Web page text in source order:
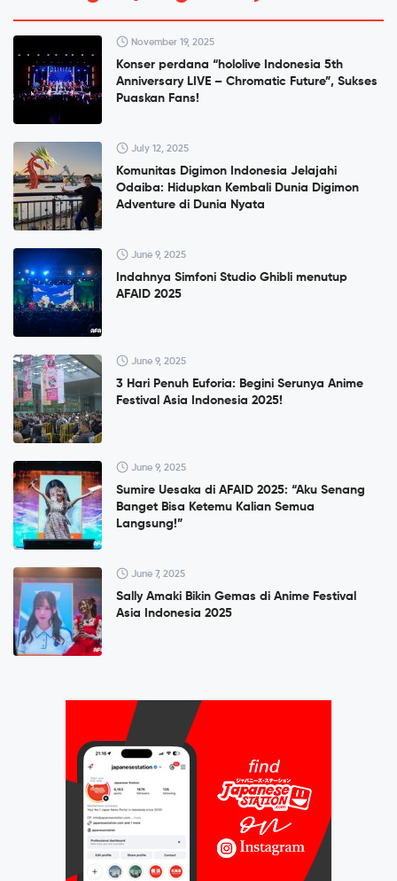
November 19, 2025
Konser perdana “hololive Indonesia 5th
Anniversary LIVE – Chromatic Future”, Sukses
Puaskan Fans!
July 12, 2025
Komunitas Digimon Indonesia Jelajahi
Odaiba: Hidupkan Kembali Dunia Digimon
Adventure di Dunia Nyata
June 9, 2025
Indahnya Simfoni Studio Ghibli menutup
AFAID 2025
June 9, 2025
3 Hari Penuh Euforia: Begini Serunya Anime
Festival Asia Indonesia 2025!
June 9, 2025
Sumire Uesaka di AFAID 2025: “Aku Senang
Banget Bisa Ketemu Kalian Semua
Langsung!”
June 7, 2025
Sally Amaki Bikin Gemas di Anime Festival
Asia Indonesia 2025